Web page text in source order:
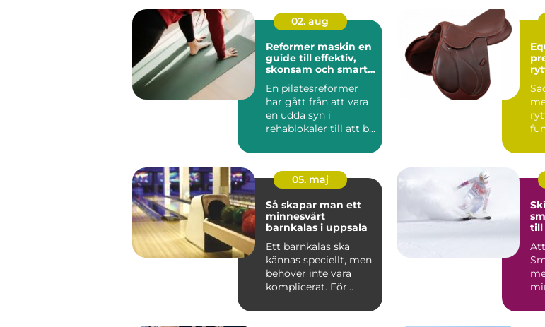
02. aug
Reformer maskin en
guide till effektiv,
skonsam och smart
En pilatesreformer
har gått från att vara
en udda syn i
rehablokaler till att bli
05. maj
Så skapar man ett
minnesvärt
barnkalas i uppsala
Ett barnkalas ska
kännas speciellt, men
behöver inte vara
komplicerat. För
Uppsala ...
till